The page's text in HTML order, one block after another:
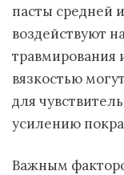
пасты средней
воздействуют
травмирования
вязкостью
для
усилению
Важным